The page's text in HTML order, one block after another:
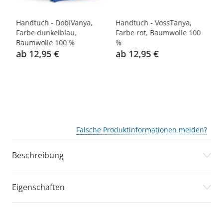
Handtuch - DobiVanya,
Farbe dunkelblau,
Baumwolle 100 %
ab 12,95 €
Handtuch - VossTanya,
Farbe rot, Baumwolle 100
%
ab 12,95 €
Falsche Produktinformationen melden?
Beschreibung
Eigenschaften